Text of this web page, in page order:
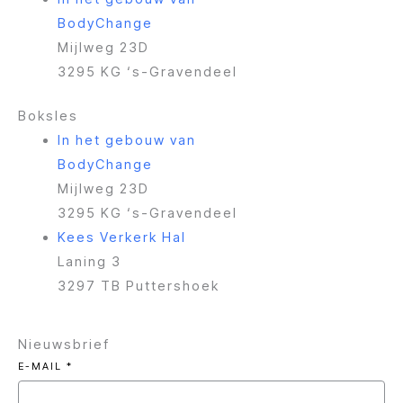
p
e
i
n
BodyChange
Mijlweg 23D
3295 KG ‘s-Gravendeel
Boksles
In het gebouw van
BodyChange
Mijlweg 23D
3295 KG ‘s-Gravendeel
Kees Verkerk Hal
Laning 3
3297 TB Puttershoek
Nieuwsbrief
E-MAIL *